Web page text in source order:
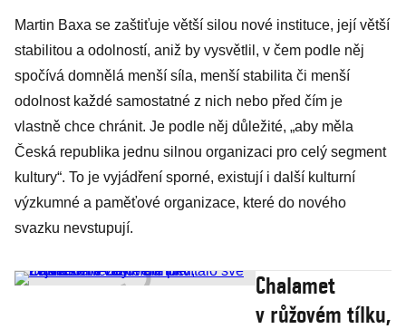
Martin Baxa se zaštiťuje větší silou nové instituce, její větší
stabilitou a odolností, aniž by vysvětlil, v čem podle něj
spočívá domnělá menší síla, menší stabilita či menší
odolnost každé samostatné z nich nebo před čím je
vlastně chce chránit. Je podle něj důležité, „aby měla
Česká republika jednu silnou organizaci pro celý segment
kultury“. To je vyjádření sporné, existují i další kulturní
výzkumné a paměťové organizace, které do nového
svazku nevstupují.
Chalamet
v růžovém tílku,